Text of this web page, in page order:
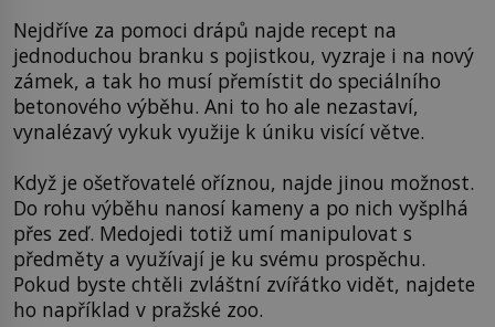
Nejdříve za pomoci drápů najde recept na
jednoduchou branku s pojistkou, vyzraje i na nový
zámek, a tak ho musí přemístit do speciálního
betonového výběhu. Ani to ho ale nezastaví,
vynalézavý vykuk využije k úniku visící větve.
Když je ošetřovatelé oříznou, najde jinou možnost.
Do rohu výběhu nanosí kameny a po nich vyšplhá
přes zeď. Medojedi totiž umí manipulovat s
předměty a využívají je ku svému prospěchu.
Pokud byste chtěli zvláštní zvířátko vidět, najdete
ho například v pražské zoo.